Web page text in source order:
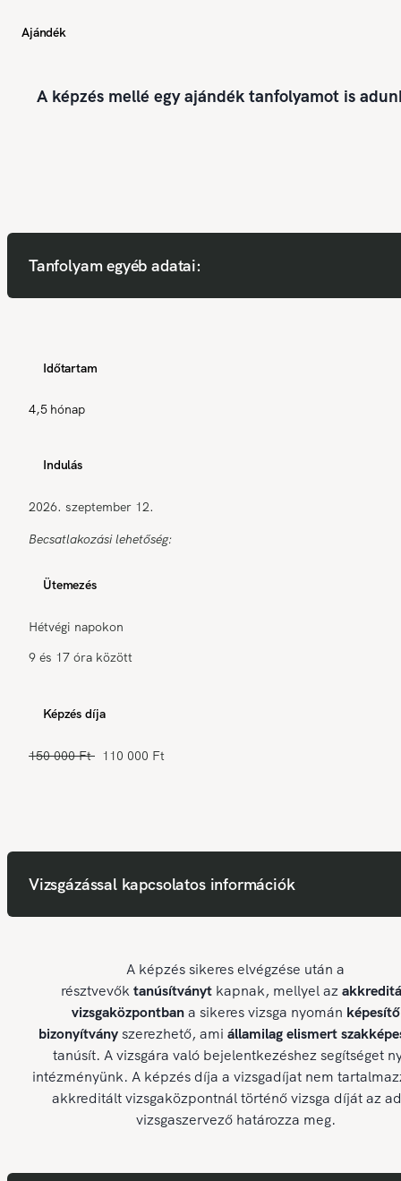
Ajándék
A képzés mellé egy ajándék tanfolyamot is
Tanfolyam egyéb adatai:
Időtartam
4,5 hónap
Indulás
2026. szeptember 12.
Becsatlakozási lehetőség:
Ütemezés
Hétvégi napokon
9 és 17 óra között
Képzés díja
150 000 Ft 110 000 Ft
Vizsgázással kapcsolatos információk
A képzés sikeres elvégzése után a
résztvevőktanúsítványtkapnak, mellyel az
vizsgaközpontbana sikeres vizsga nyomán képesítő
bizonyítványszerezhető, ami államilag elismert
tanúsít. A vizsgára való bejelentkezéshez segítséget
intézményünk. A képzés díja a vizsgadíjat nem
akkreditált vizsgaközpontnál történő vizsga díját az
vizsgaszervező határozza meg.